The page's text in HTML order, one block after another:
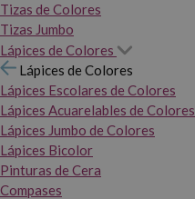
Tizas de Colores
Tizas Jumbo
Lápices de Colores
Lápices de Colores
Lápices Escolares de Colores
Lápices Acuarelables de Colores
Lápices Jumbo de Colores
Lápices Bicolor
Pinturas de Cera
Compases